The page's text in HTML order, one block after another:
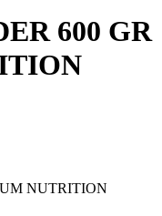
600 GR
NUTRITION